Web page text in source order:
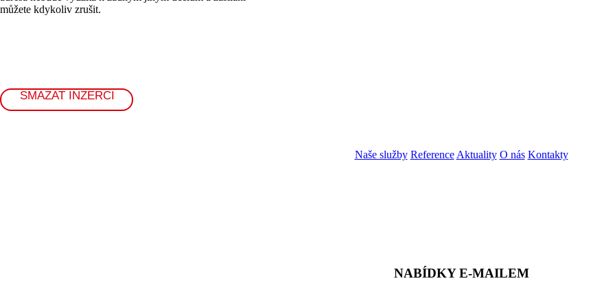
můžete kdykoliv zrušit.
SMAZAT INZERCI
Naše služby Reference Aktuality O nás Kontakty
NABÍDKY E-MAILEM